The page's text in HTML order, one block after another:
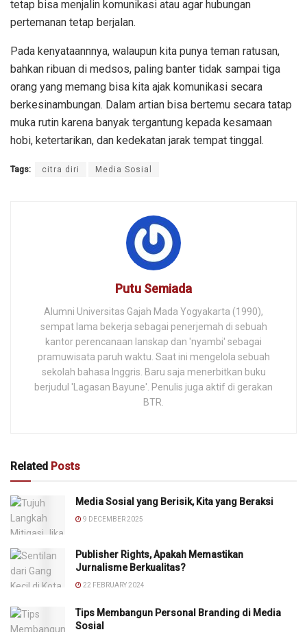
tetap bisa menjalin komunikasi atau agar hubungan
pertemanan tetap berjalan.
Pada kenyataannnya, walaupun kita punya teman ratusan,
bahkan ribuan di medsos, paling banter tidak sampai tiga
orang yang memang bisa kita ajak komunikasi secara
berkesinambungan. Dalam artian bisa bertemu secara tatap
muka rutin karena banyak tergantung kepada kesamaan
hobi, ketertarikan, dan kedekatan jarak tempat tinggal.
Tags: citra diri Media Sosial
Putu Semiada
Alumni Universitas Gajah Mada Yogyakarta (1990),
sempat lama bekerja sebagai penerjemah di sebuah
kantor perencanaan lanskap dan 'nyambi' sebagai
pramuwisata paruh waktu. Saat ini mengelola sebuah
sekolah bahasa Inggris. Baru saja menerbitkan buku
berjudul 'Lagasan Bayune'. Penulis juga aktif di gerakan
BTR.
Related Posts
Media Sosial yang Berisik, Kita yang Beraksi
9 DECEMBER 2025
Publisher Rights, Apakah Memastikan
Jurnalisme Berkualitas?
22 FEBRUARY 2024
Tips Membangun Personal Branding di Media
Sosial